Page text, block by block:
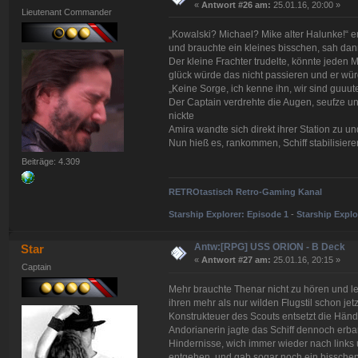
Lieutenant Commander
Beiträge: 4.309
« Antwort #26 am: 25.01.16, 20:00 »
„Kowalski? Michael? Mike alter Halunke!“
und brauchte ein kleines bisschen, sah
Der kleine Frachter trudelte, könnte jeden
glück würde das nicht passieren und er
„Keine Sorge, ich kenne ihn, wir sind
Der Captain verdrehte die Augen, seufze
nickte
Amira wandte sich direkt ihrer Station zu
Nun hieß es, rankommen, Schiff
RETROtastisch Retro-Gaming Kanal
Starship Explorer: Episode 1 - Starship
Star
Captain
Antw:[RPG] USS ORION - B Deck
« Antwort #27 am: 25.01.16, 20:15 »
Mehr brauchte Thenar nicht zu hören und
ihren mehr als nur wilden Flugstil schon
Konstrukteuer des Scouts entsetzt die
Andorianerin jagte das Schiff dennoch
Hindernisse, wich immer wieder nach